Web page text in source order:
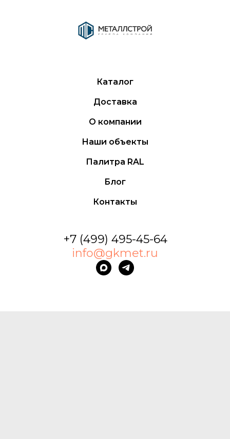
Каталог
Доставка
О компании
Наши объекты
Палитра RAL
Блог
Контакты
+7 (499) 495-45-64
info@gkmet.ru